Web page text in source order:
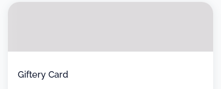
Giftery Card